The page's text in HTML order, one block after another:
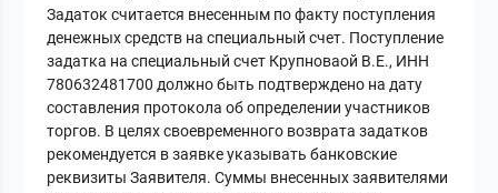
Задаток считается внесенным по факту поступления
денежных средств на специальный счет. Поступление
задатка на специальный счет Крупноваой В.Е., ИНН
780632481700 должно быть подтверждено на дату
составления протокола об определении участников
торгов. В целях своевременного возврата задатков
рекомендуется в заявке указывать банковские
реквизиты Заявителя. Суммы внесенных заявителями